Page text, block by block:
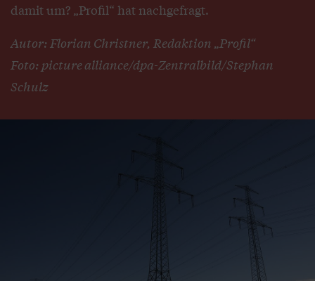
damit um? „Profil“ hat nachgefragt.
Autor: Florian Christner, Redaktion „Profil“
Foto: picture alliance/dpa-Zentralbild/Stephan
Schulz